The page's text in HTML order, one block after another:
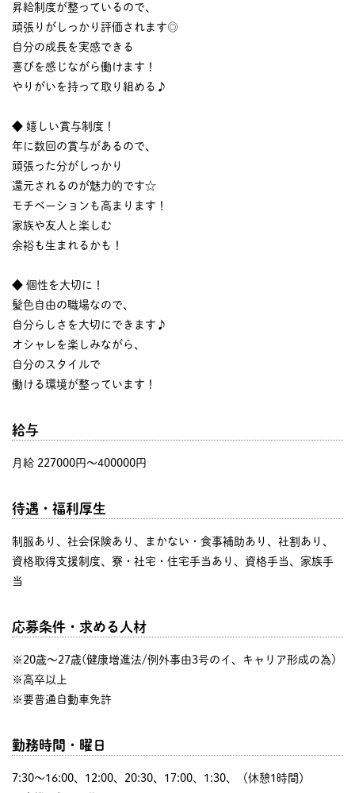
昇給制度が整っているので、
頑張りがしっかり評価されます◎
自分の成長を実感できる
喜びを感じながら働けます！
やりがいを持って取り組める♪
◆ 嬉しい賞与制度！
年に数回の賞与があるので、
頑張った分がしっかり
還元されるのが魅力的です☆
モチベーションも高まります！
家族や友人と楽しむ
余裕も生まれるかも！
◆ 個性を大切に！
髪色自由の職場なので、
自分らしさを大切にできます♪
オシャレを楽しみながら、
自分のスタイルで
働ける環境が整っています！
給与
月給 227000円〜400000円
待遇・福利厚生
制服あり、社会保険あり、まかない・食事補助あり、社割あり、
資格取得支援制度、寮・社宅・住宅手当あり、資格手当、家族手
当
応募条件・求める人材
※20歳～27歳(健康増進法/例外事由3号のイ、キャリア形成の為)
※高卒以上
※要普通自動車免許
勤務時間・曜日
7:30〜16:00、12:00、20:30、17:00、1:30、（休憩1時間）